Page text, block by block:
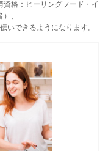
格：ヒーリングフード・イ
、
いできるようになります。